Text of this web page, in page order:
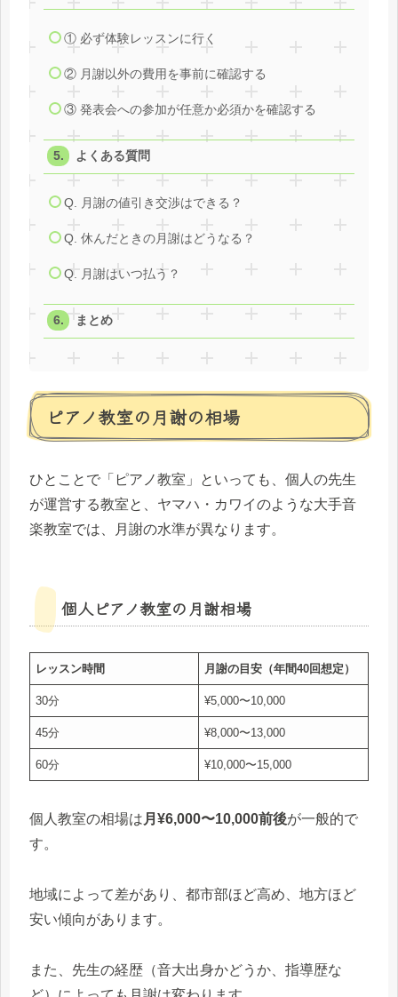
① 必ず体験レッスンに行く
② 月謝以外の費用を事前に確認する
③ 発表会への参加が任意か必須かを確認する
よくある質問
Q. 月謝の値引き交渉はできる？
Q. 休んだときの月謝はどうなる？
Q. 月謝はいつ払う？
まとめ
ピアノ教室の月謝の相場
ひとことで「ピアノ教室」といっても、個人の先生
が運営する教室と、ヤマハ・カワイのような大手音
楽教室では、月謝の水準が異なります。
個人ピアノ教室の月謝相場
レッスン時間 月謝の目安（年間40回想定）
30分 ¥5,000〜10,000
45分 ¥8,000〜13,000
60分 ¥10,000〜15,000
個人教室の相場は 月¥6,000〜10,000前後が一般的で
す。
地域によって差があり、都市部ほど高め、地方ほど
安い傾向があります。
また、先生の経歴（音大出身かどうか、指導歴な